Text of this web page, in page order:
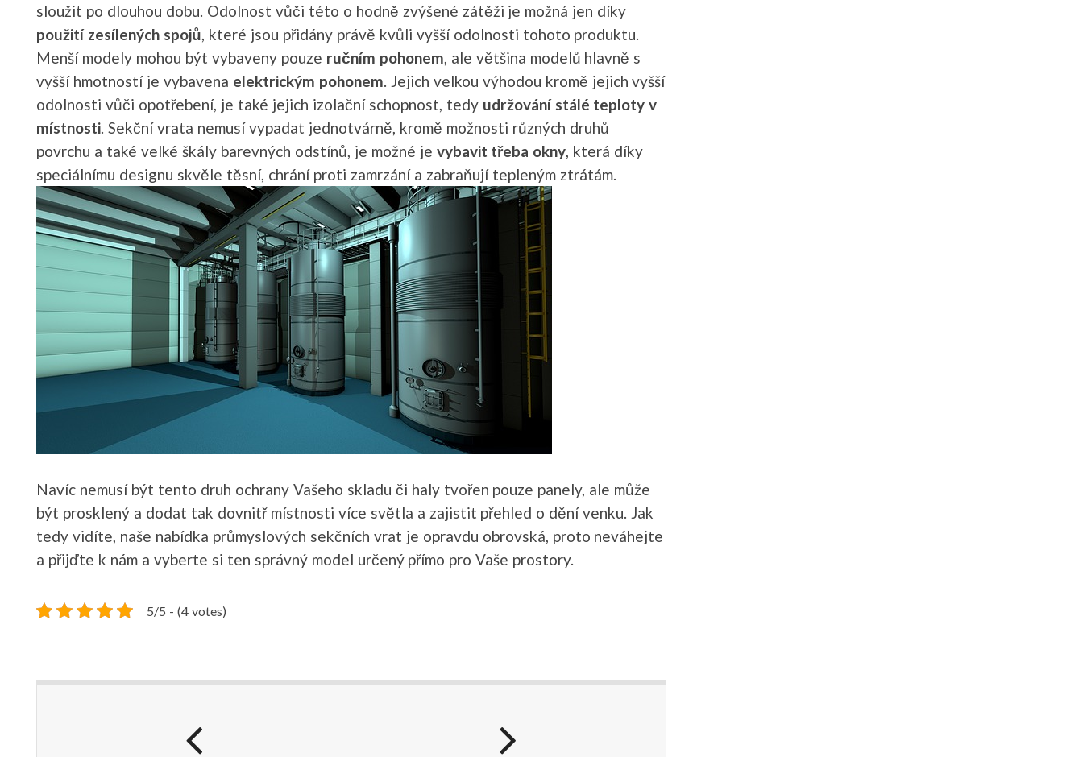
sloužit po dlouhou dobu. Odolnost vůči této o hodně zvýšené zátěži je možná jen díky
použití zesílených spojů, které jsou přidány právě kvůli vyšší odolnosti tohoto produktu.
Menší modely mohou být vybaveny pouze ručním pohonem, ale většina modelů hlavně s
vyšší hmotností je vybavena elektrickým pohonem. Jejich velkou výhodou kromě jejich vyšší
odolnosti vůči opotřebení, je také jejich izolační schopnost, tedy udržování stálé teploty v
místnosti. Sekční vrata nemusí vypadat jednotvárně, kromě možnosti různých druhů
povrchu a také velké škály barevných odstínů, je možné je vybavit třeba okny, která díky
speciálnímu designu skvěle těsní, chrání proti zamrzání a zabraňují tepleným ztrátám.
Navíc nemusí být tento druh ochrany Vašeho skladu či haly tvořen pouze panely, ale může
být prosklený a dodat tak dovnitř místnosti více světla a zajistit přehled o dění venku. Jak
tedy vidíte, naše nabídka průmyslových sekčních vrat je opravdu obrovská, proto neváhejte
a přijďte k nám a vyberte si ten správný model určený přímo pro Vaše prostory.
5/5 - (4 votes)